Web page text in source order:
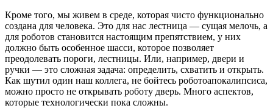
Кроме того, мы живем в среде, которая чисто функционально
создана для человека. Это для нас лестница — сущая мелочь, а
для роботов становится настоящим препятствием, у них
должно быть особенное шасси, которое позволяет
преодолевать пороги, лестницы. Или, например, двери и
ручки — это сложная задача: определить, схватить и открыть.
Как шутил один наш коллега, не бойтесь роботоапокалипсиса,
можно просто не открывать роботу дверь. Много аспектов,
которые технологически пока сложны.